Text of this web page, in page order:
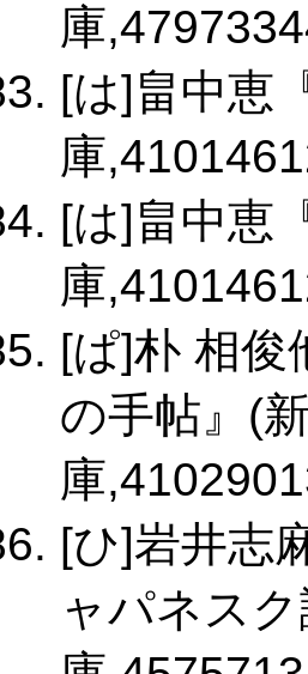
庫
[は]畠中恵
庫
[は]畠中恵
庫
[ぱ]朴 相俊
の手帖』(
庫
[ひ]岩井志
ャパネス